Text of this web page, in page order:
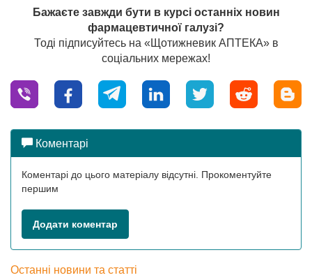
Бажаєте завжди бути в курсі останніх новин
фармацевтичної галузі?
Тоді підписуйтесь на «Щотижневик АПТЕКА» в
соціальних мережах!
Коментарі
Коментарі до цього матеріалу відсутні. Прокоментуйте
першим
Додати коментар
Останні новини та статті